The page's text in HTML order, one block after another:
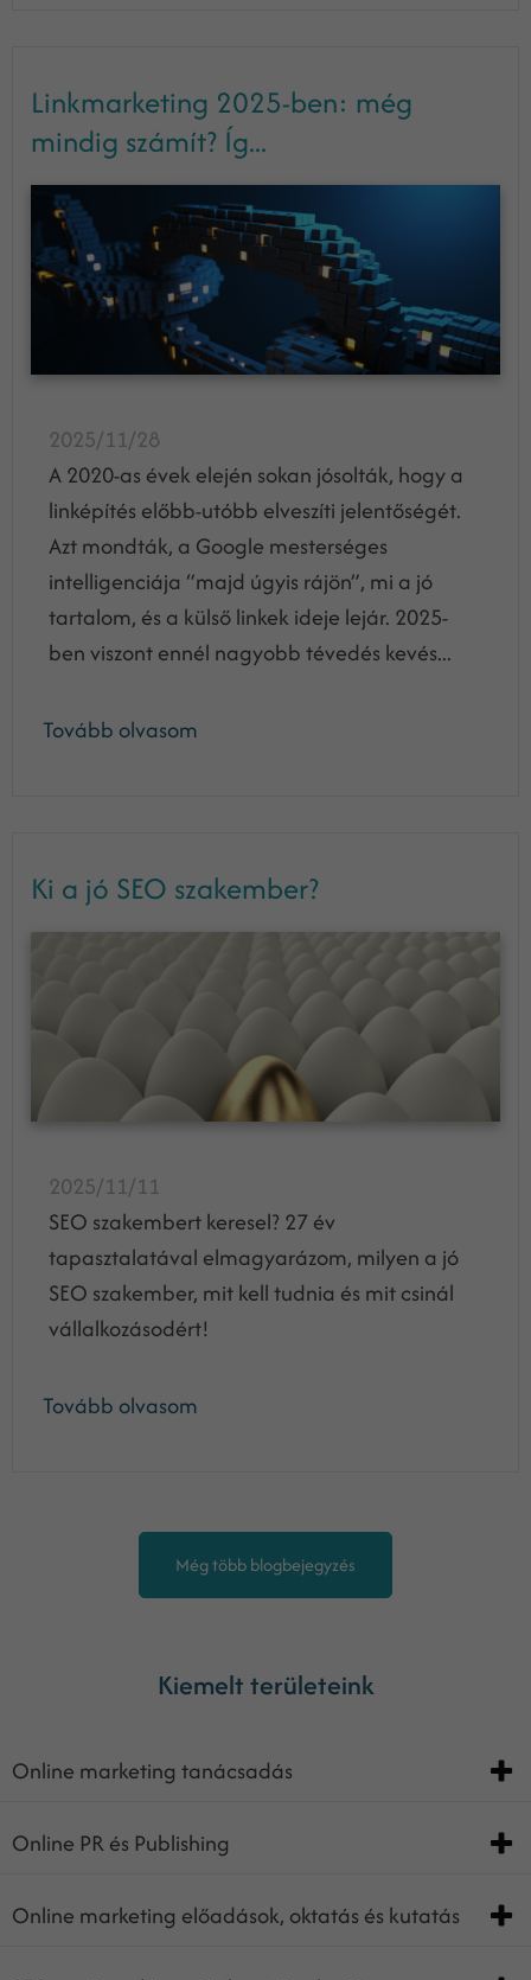
Linkmarketing 2025-ben: még
mindig számít? Íg...
2025/11/28
A 2020-as évek elején sokan jósolták, hogy a
linképítés előbb-utóbb elveszíti jelentőségét.
Azt mondták, a Google mesterséges
intelligenciája “majd úgyis rájön”, mi a jó
tartalom, és a külső linkek ideje lejár. 2025-
ben viszont ennél nagyobb tévedés kevés...
Tovább olvasom
Ki a jó SEO szakember?
2025/11/11
SEO szakembert keresel? 27 év
tapasztalatával elmagyarázom, milyen a jó
SEO szakember, mit kell tudnia és mit csinál
vállalkozásodért!
Tovább olvasom
Még több blogbejegyzés
Kiemelt területeink
Online marketing tanácsadás
Online PR és Publishing
Online marketing előadások, oktatás és kutatás